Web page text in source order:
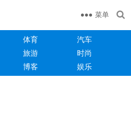
菜单
体育
汽车
旅游
时尚
博客 娱乐